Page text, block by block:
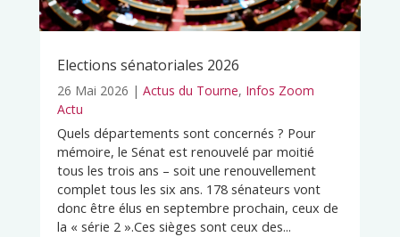
Elections sénatoriales 2026
26 Mai 2026 | Actus du Tourne, Infos Zoom
Actu
Quels départements sont concernés ? Pour
mémoire, le Sénat est renouvelé par moitié
tous les trois ans – soit une renouvellement
complet tous les six ans. 178 sénateurs vont
donc être élus en septembre prochain, ceux de
la « série 2 ».Ces sièges sont ceux des...